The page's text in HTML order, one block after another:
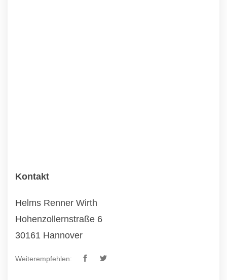
Kontakt
Helms Renner Wirth
Hohenzollernstraße 6
30161 Hannover
Weiterempfehlen: